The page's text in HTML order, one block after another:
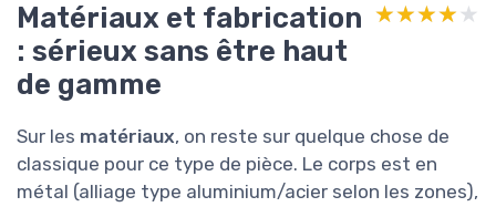
Matériaux et fabrication
: sérieux sans être haut
de gamme
★★★★★
★★★★★
Sur les matériaux, on reste sur quelque chose de
classique pour ce type de pièce. Le corps est en
métal (alliage type aluminium/acier selon les zones),